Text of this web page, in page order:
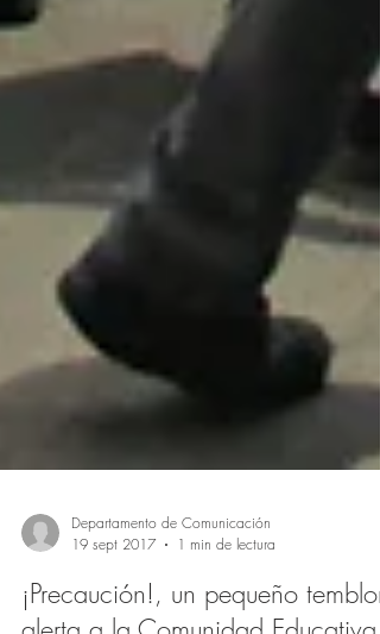
Departamento de Comunicación
19 sept 2017
1 min de lectura